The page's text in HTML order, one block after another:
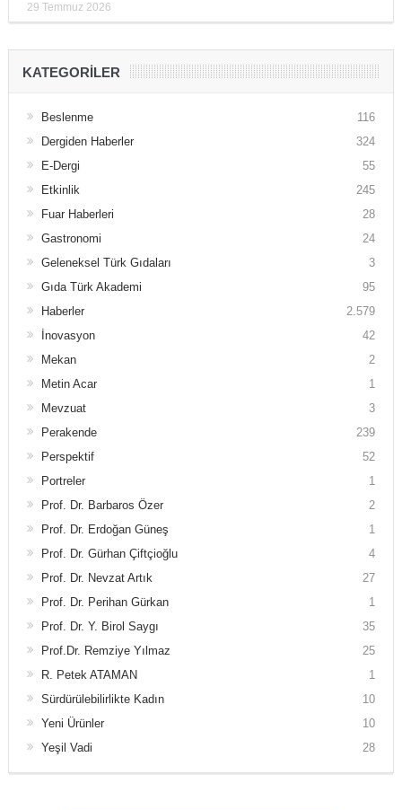
29 Temmuz 2026
KATEGORILER
Beslenme
116
Dergiden Haberler
324
E-Dergi
55
Etkinlik
245
Fuar Haberleri
28
Gastronomi
24
Geleneksel Türk Gıdaları
3
Gıda Türk Akademi
95
Haberler
2.579
İnovasyon
42
Mekan
2
Metin Acar
1
Mevzuat
3
Perakende
239
Perspektif
52
Portreler
1
Prof. Dr. Barbaros Özer
2
Prof. Dr. Erdoğan Güneş
1
Prof. Dr. Gürhan Çiftçioğlu
4
Prof. Dr. Nevzat Artık
27
Prof. Dr. Perihan Gürkan
1
Prof. Dr. Y. Birol Saygı
35
Prof.Dr. Remziye Yılmaz
25
R. Petek ATAMAN
1
Sürdürülebilirlikte Kadın
10
Yeni Ürünler
10
Yeşil Vadi
28